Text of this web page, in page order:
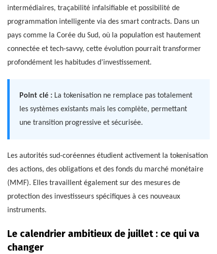
intermédiaires, traçabilité infalsifiable et possibilité de
programmation intelligente via des smart contracts. Dans un
pays comme la Corée du Sud, où la population est hautement
connectée et tech-savvy, cette évolution pourrait transformer
profondément les habitudes d’investissement.
Point clé : La tokenisation ne remplace pas totalement
les systèmes existants mais les complète, permettant
une transition progressive et sécurisée.
Les autorités sud-coréennes étudient activement la tokenisation
des actions, des obligations et des fonds du marché monétaire
(MMF). Elles travaillent également sur des mesures de
protection des investisseurs spécifiques à ces nouveaux
instruments.
Le calendrier ambitieux de juillet : ce qui va
changer